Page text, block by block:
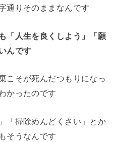
通りそのままなんです
「人生を良くしよう」「願
んです
こそが死んだつもりになっ
かったのです
「掃除めんどくさい」とか
そうなんです